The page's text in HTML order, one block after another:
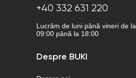
+40 332 631 220
Lucrăm de luni până vineri de la
09:00 până la 18:00
Despre BUKI